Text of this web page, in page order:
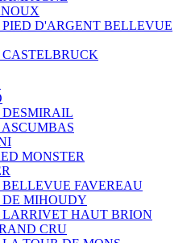
D'ARGENT BELLEVUE
MONSTER
FAVEREAU
MIHOUDY
HAUT BRION
CRU